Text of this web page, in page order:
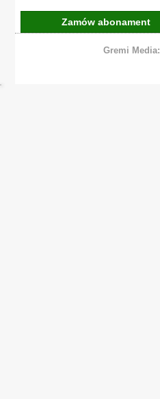
Zamów abonament
Gremi Media: